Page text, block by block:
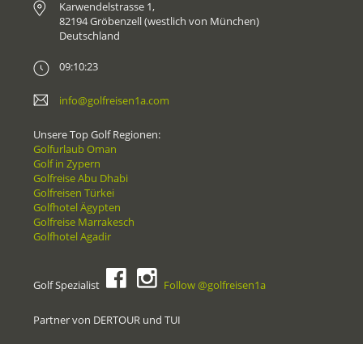
Karwendelstrasse 1,
82194 Gröbenzell (westlich von München)
Deutschland
09:10:23
info@golfreisen1a.com
Unsere Top Golf Regionen:
Golfurlaub Oman
Golf in Zypern
Golfreise Abu Dhabi
Golfreisen Türkei
Golfhotel Ägypten
Golfreise Marrakesch
Golfhotel Agadir
Golf Spezialist Follow @golfreisen1a
Partner von DERTOUR und TUI